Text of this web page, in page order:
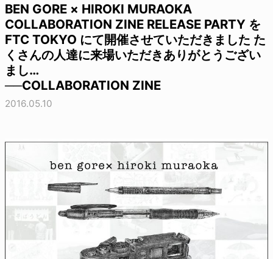
BEN GORE × HIROKI MURAOKA
COLLABORATION ZINE RELEASE PARTY を
FTC TOKYO にて開催させていただきました た
くさんの人達に来場いただきありがとうござい
まし…
──COLLABORATION ZINE
2016.05.10